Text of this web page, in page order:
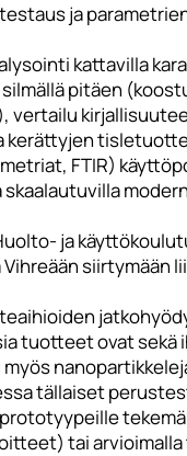
ja
kattavilla
pitäen
vertailu
kerättyjen
FTIR)
ja
siirtymään
tuotteet ovat sekä
tällaiset
tai